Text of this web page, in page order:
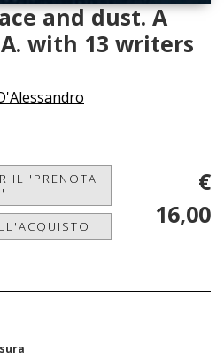
and dust. A
with 13 writers
IL 'PRENOTA
€
16,00